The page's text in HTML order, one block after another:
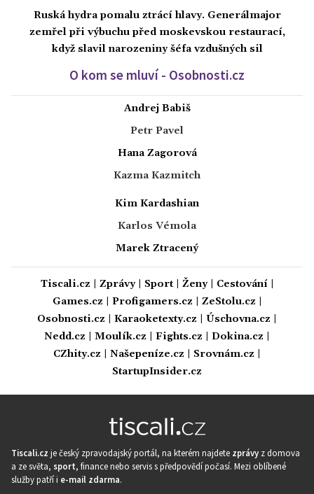
Ruská hydra pomalu ztrácí hlavy. Generálmajor
zemřel při výbuchu před moskevskou restaurací,
když slavil narozeniny šéfa vzdušných sil
O kom se mluví - Osobnosti.cz
Andrej Babiš
Petr Pavel
Hana Zagorová
Kazma Kazmitch
Kim Kardashian
Karlos Vémola
Marek Ztracený
Tiscali.cz Zprávy| Sport| Ženy| Cestování|
Games.cz
Profigamers.cz ZeStolu.cz
Osobnosti.cz
Karaoketexty.cz Úschovna.cz
Nedd.cz
Moulík.cz Fights.cz Dokina.cz
CZhity.cz
Našepeníze.cz Srovnám.cz
StartupInsider.cz
Tiscali.cz je český zpravodajský portál, na kterém najdete zprávy z domova
a ze světa, sport, finance nebo servis s předpovědí počasí. Mezi oblíbené
služby patří i e-mail zdarma.